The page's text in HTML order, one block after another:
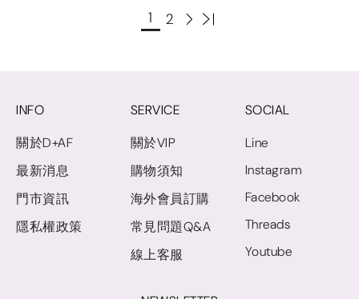
1 2
INFO
關於D+AF
最新消息
門市資訊
隱私權政策
SERVICE
關於VIP
購物須知
海外會員訂購
常見問題Q&A
線上客服
SOCIAL
Line
Instagram
Facebook
Threads
Youtube